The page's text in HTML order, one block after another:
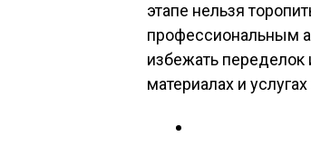
этапе нельзя
профессиональным
избежать переделок
материалах и